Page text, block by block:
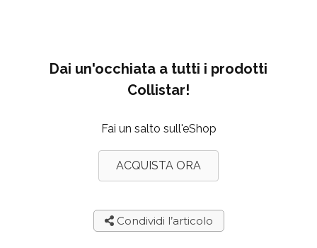
Dai un'occhiata a tutti i prodotti
Collistar!
Fai un salto sull'eShop
ACQUISTA ORA
Condividi l’articolo